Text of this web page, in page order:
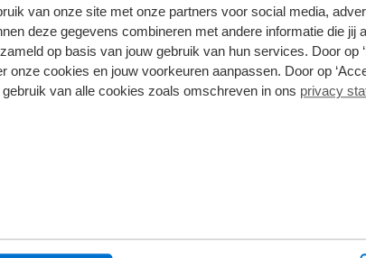
van onze site met onze partners voor social media,
deze gegevens combineren met andere informatie die jij
op basis van jouw gebruik van hun services. Door op
onze cookies en jouw voorkeuren aanpassen. Door op
gebruik van alle cookies zoals omschreven in ons privacy